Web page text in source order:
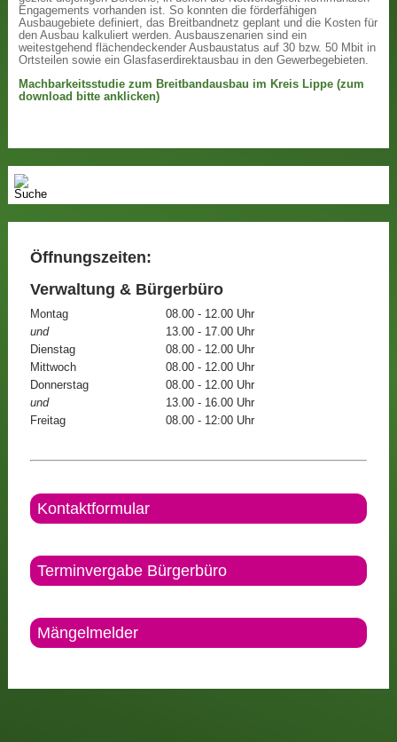
Engagements vorhanden ist. So konnten die förderfähigen
Ausbaugebiete definiert, das Breitbandnetz geplant und die Kosten für
den Ausbau kalkuliert werden. Ausbauszenarien sind ein
weitestgehend flächendeckender Ausbaustatus auf 30 bzw. 50 Mbit in
Ortsteilen sowie ein Glasfaserdirektausbau in den Gewerbegebieten.
Machbarkeitsstudie zum Breitbandausbau im Kreis Lippe (zum
download bitte anklicken)
Öffnungszeiten:
Verwaltung & Bürgerbüro
Montag
08.00 - 12.00 Uhr
und
13.00 - 17.00 Uhr
Dienstag
08.00 - 12.00 Uhr
Mittwoch
08.00 - 12.00 Uhr
Donnerstag
08.00 - 12.00 Uhr
und
13.00 - 16.00 Uhr
Freitag
08.00 - 12:00 Uhr
Kontaktformular
Terminvergabe Bürgerbüro
Mängelmelder